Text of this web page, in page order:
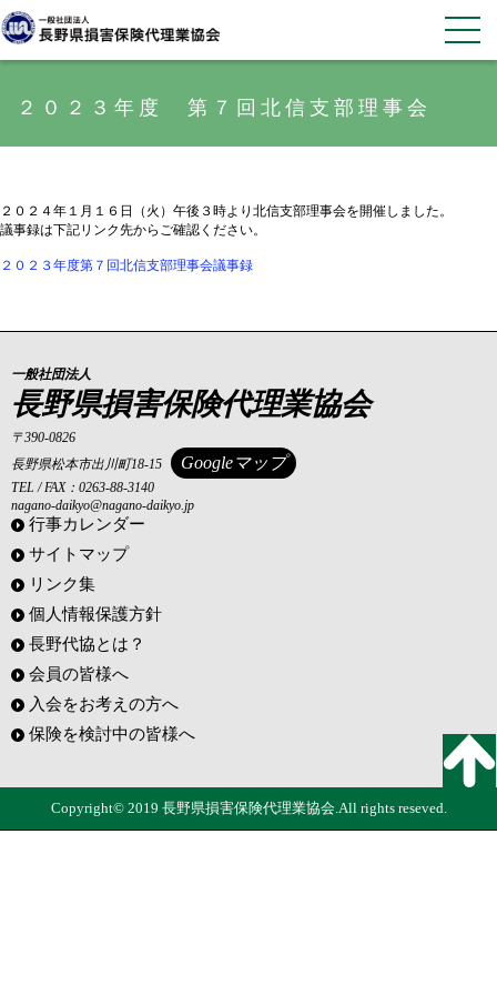
２０２３年度 第７回北信支部理事会
２０２４年１月１６日（火）午後３時より北信支部理事会を開催しました。
議事録は下記リンク先からご確認ください。
２０２３年度第７回北信支部理事会議事録
一般社団法人
長野県損害保険代理業協会
〒390-0826
長野県松本市出川町18-15
Googleマップ
TEL / FAX：0263-88-3140
nagano-daikyo@nagano-daikyo.jp
行事カレンダー
サイトマップ
リンク集
個人情報保護方針
長野代協とは？
会員の皆様へ
入会をお考えの方へ
保険を検討中の皆様へ
Copyright© 2019 長野県損害保険代理業協会.All rights reseved.